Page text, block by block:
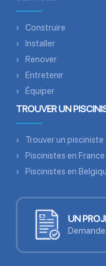
Construire
Installer
Renover
Entretenir
Équiper
TROUVER UN
Trouver un pisciniste
Piscinistes en France
Piscinistes en
UN